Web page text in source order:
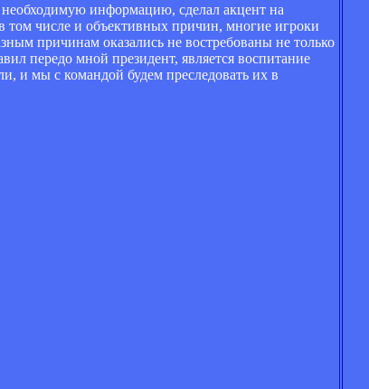
информацию, сделал акцент на
том числе и объективных причин, многие игроки
причинам оказались не востребованы не только
передо мной президент, является воспитание
и мы с командой будем преследовать их в